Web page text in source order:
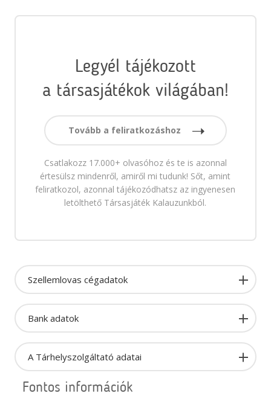
Legyél tájékozott
a társasjátékok világában!
Tovább a feliratkozáshoz
Csatlakozz 17.000+ olvasóhoz és te is azonnal
értesülsz mindenről, amiről mi tudunk! Sőt, amint
feliratkozol, azonnal tájékozódhatsz az ingyenesen
letölthető Társasjáték Kalauzunkból.
Szellemlovas cégadatok
Bank adatok
A Tárhelyszolgáltató adatai
Fontos információk